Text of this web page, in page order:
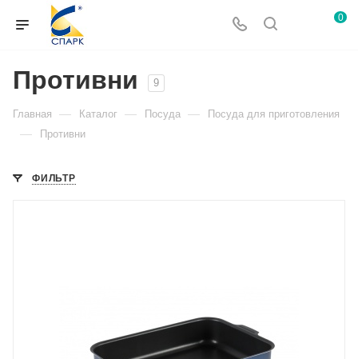
0
Противни 9
Главная — Каталог — Посуда — Посуда для приготовления
— Противни
ФИЛЬТР